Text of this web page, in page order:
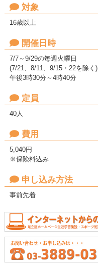
対象
16歳以上
開催日時
7/7～9/29の毎週火曜日
(7/21、8/11、9/15・22を除く)
午後3時30分～4時40分
定員
40人
費用
5,040円
※保険料込み
申し込み方法
事前先着